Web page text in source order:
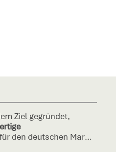
Ziel gegründet,
für den deutschen Markt